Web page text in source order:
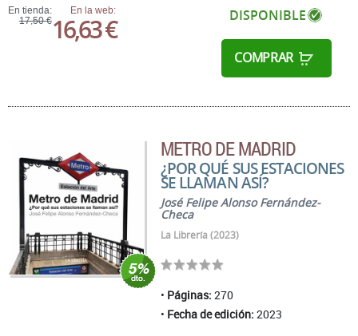
En tienda:
17,50 €
En la web:
16,63 € DISPONIBLE
COMPRAR
METRO DE MADRID
¿POR QUÉ SUS ESTACIONES
SE LLAMAN ASÍ?
José Felipe Alonso Fernández-
Checa
La Librería (2023)
Páginas: 270
Fecha de edición: 2023